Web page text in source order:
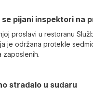
pijani inspektori na
proslavi u restoranu
je održana protekle
zaposlenih.
stradalo u sudaru